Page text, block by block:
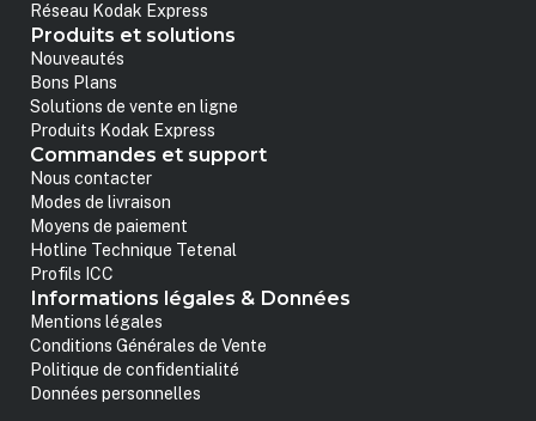
Réseau Kodak Express
Produits et solutions
Nouveautés
Bons Plans
Solutions de vente en ligne
Produits Kodak Express
Commandes et support
Nous contacter
Modes de livraison
Moyens de paiement
Hotline Technique Tetenal
Profils ICC
Informations légales & Données
Mentions légales
Conditions Générales de Vente
Politique de confidentialité
Données personnelles